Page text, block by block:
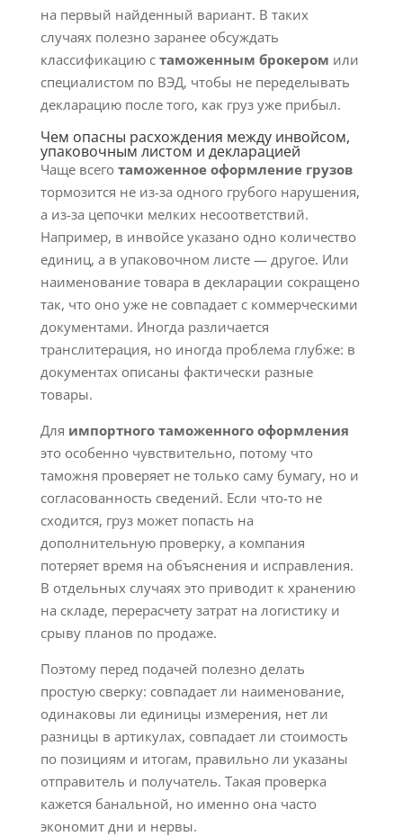
на первый найденный вариант. В таких
случаях полезно заранее обсуждать
классификацию с таможенным брокером или
специалистом по ВЭД, чтобы не переделывать
декларацию после того, как груз уже прибыл.
Чем опасны расхождения между инвойсом,
упаковочным листом и декларацией
Чаще всего таможенное оформление грузов
тормозится не из-за одного грубого нарушения,
а из-за цепочки мелких несоответствий.
Например, в инвойсе указано одно количество
единиц, а в упаковочном листе — другое. Или
наименование товара в декларации сокращено
так, что оно уже не совпадает с коммерческими
документами. Иногда различается
транслитерация, но иногда проблема глубже: в
документах описаны фактически разные
товары.
Для импортного таможенного оформления
это особенно чувствительно, потому что
таможня проверяет не только саму бумагу, но и
согласованность сведений. Если что-то не
сходится, груз может попасть на
дополнительную проверку, а компания
потеряет время на объяснения и исправления.
В отдельных случаях это приводит к хранению
на складе, перерасчету затрат на логистику и
срыву планов по продаже.
Поэтому перед подачей полезно делать
простую сверку: совпадает ли наименование,
одинаковы ли единицы измерения, нет ли
разницы в артикулах, совпадает ли стоимость
по позициям и итогам, правильно ли указаны
отправитель и получатель. Такая проверка
кажется банальной, но именно она часто
экономит дни и нервы.